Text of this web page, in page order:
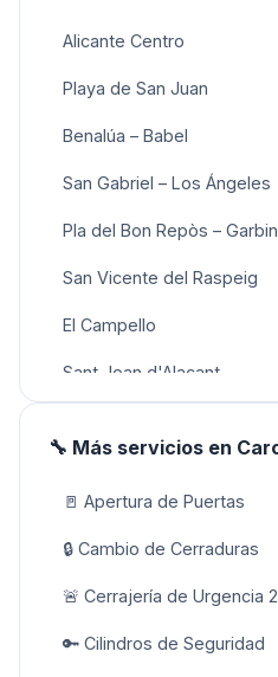
Alicante Centro
Playa de San Juan
Benalúa – Babel
San Gabriel – Los Ángeles
Pla del Bon Repòs –
San Vicente del Raspeig
El Campello
Sant Joan d'Alacant
🔧 Más servicios en
🚪 Apertura de Puertas
🔒 Cambio de Cerraduras
🚨 Cerrajería de Urgencia
🔑 Cilindros de Seguridad